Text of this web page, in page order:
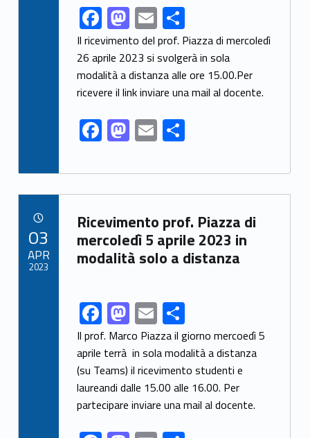
Link identifier share facebook archive #share-link-archive-76683F
ac
e
b
o
o
k
M
as
to
d
o
n
E
m
ai
l
C
o
n
di
vi
di
Il ricevimento del prof. Piazza di mercoledì
26 aprile 2023 si svolgerà in sola
modalità a distanza alle ore 15.00.Per
ricevere il link inviare una mail al docente.
F
ac
e
b
o
o
k
M
as
to
d
o
n
E
m
ai
l
C
n
di
vi
di
Link identifier archive #link-archive-40562
Ricevimento prof. Piazza di
mercoledì 5 aprile 2023 in
modalità solo a distanza
Link identifier share facebook archive #share-link-archive-16180F
ac
e
b
o
o
M
as
to
d
o
n
E
m
ai
l
C
o
n
di
vi
di
Il prof. Marco Piazza il giorno mercoedì 5
aprile terrà in sola modalità a distanza
(su Teams) il ricevimento studenti e
laureandi dalle 15.00 alle 16.00. Per
partecipare inviare una mail al docente.
03
APR
2023